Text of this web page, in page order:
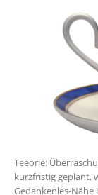
Teeorie:
kurzfristig geplant,
Gedankenles-Nähe